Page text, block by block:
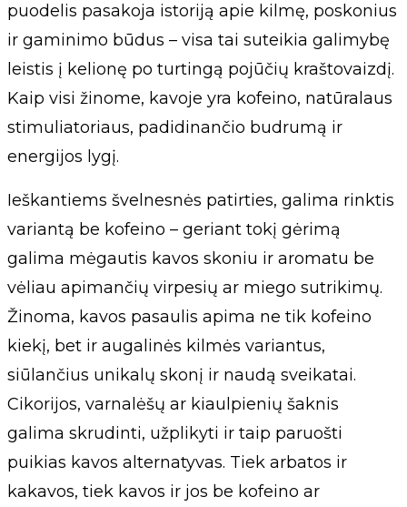
puodelis pasakoja istoriją apie kilmę, poskonius
ir gaminimo būdus – visa tai suteikia galimybę
leistis į kelionę po turtingą pojūčių kraštovaizdį.
Kaip visi žinome, kavoje yra kofeino, natūralaus
stimuliatoriaus, padidinančio budrumą ir
energijos lygį.
Ieškantiems švelnesnės patirties, galima rinktis
variantą be kofeino – geriant tokį gėrimą
galima mėgautis kavos skoniu ir aromatu be
vėliau apimančių virpesių ar miego sutrikimų.
Žinoma, kavos pasaulis apima ne tik kofeino
kiekį, bet ir augalinės kilmės variantus,
siūlančius unikalų skonį ir naudą sveikatai.
Cikorijos, varnalėšų ar kiaulpienių šaknis
galima skrudinti, užplikyti ir taip paruošti
puikias kavos alternatyvas. Tiek arbatos ir
kakavos, tiek kavos ir jos be kofeino ar